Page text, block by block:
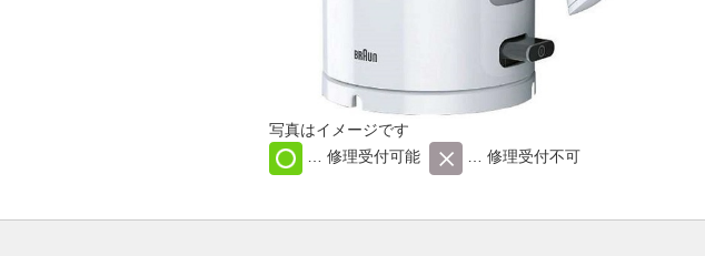
写真はイメージです
… 修理受付可能
… 修理受付不可